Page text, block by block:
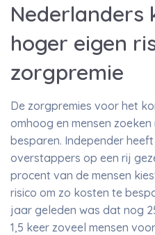
Nederlanders
hoger eigen
zorgpremie
De zorgpremies voor het
omhoog en mensen
besparen. Independer
overstappers op een rij
procent van de mensen
risico om zo kosten te
jaar geleden was dat nog
1,5 keer zoveel mensen